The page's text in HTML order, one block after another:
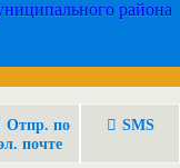
района
Отпр. по
почте
SMS